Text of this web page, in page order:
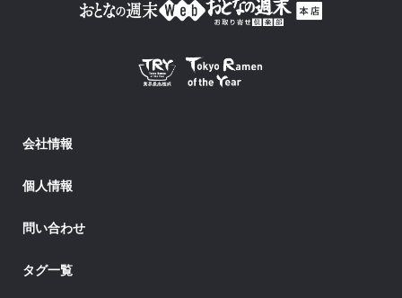
会社情報
個人情報
問い合わせ
タグ一覧